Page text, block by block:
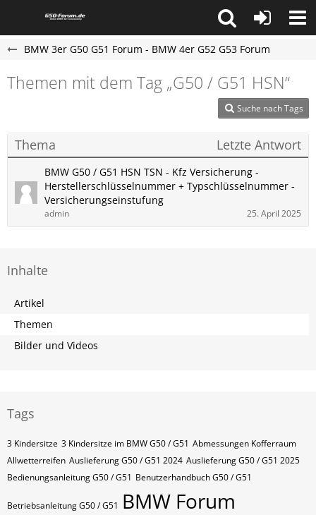
BMW 3er G50 G51 Forum - BMW 4er G52 G53 Forum
Themen mit dem Tag „G50 / G51​​​​​ HSN“
Suche nach Tags
Thema Letzte Antwort
BMW G50 / G51 HSN TSN - Kfz Versicherung -
Herstellerschlüsselnummer + Typschlüsselnummer -
Versicherungseinstufung
admin 25. April 2025
Inhalte
Artikel
Themen
Bilder und Videos
Tags
3 Kindersitze 3 Kindersitze im BMW G50 / G51 Abmessungen Kofferraum
Allwetterreifen Auslieferung G50 / G51 2024 Auslieferung G50 / G51 2025
Bedienungsanleitung G50 / G51 Benutzerhandbuch G50 / G51
Betriebsanleitung G50 / G51 BMW Forum